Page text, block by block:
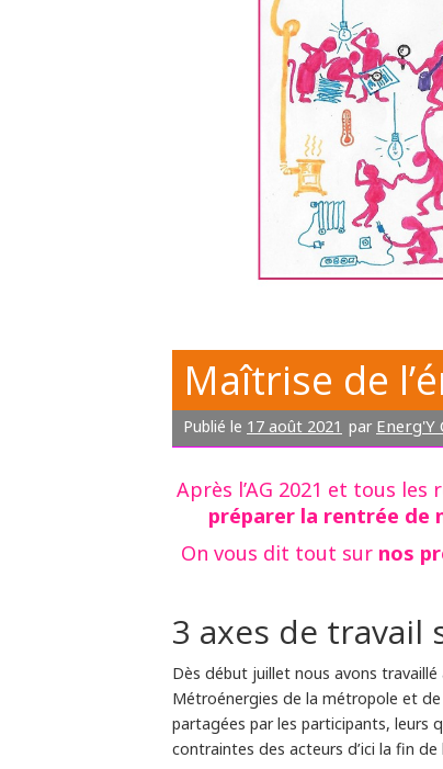
Maîtrise de
Publié le 17 août 2021 par Energ'Y
Après l’AG 2021 et tous
préparer la rentrée de
On vous dit tout sur nos
3 axes de travail
Dès début juillet nous avons travaillé
Métroénergies de la métropole et de
partagées par les participants, leurs
contraintes des acteurs d’ici la fin